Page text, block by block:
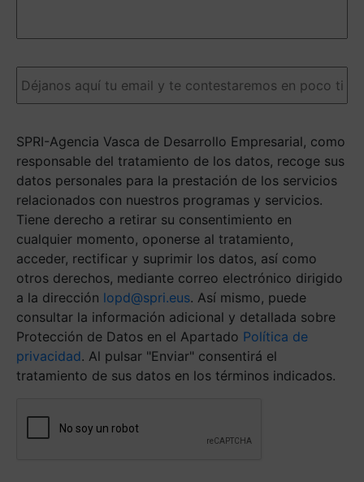
darte
una
ágil.
(Obligatorio)
Email (Obligatorio)
SPRI-Agencia Vasca de Desarrollo Empresarial, como
responsable del tratamiento de los datos, recoge sus
datos personales para la prestación de los servicios
relacionados con nuestros programas y servicios.
Tiene derecho a retirar su consentimiento en
cualquier momento, oponerse al tratamiento,
acceder, rectificar y suprimir los datos, así como
otros derechos, mediante correo electrónico dirigido
a la dirección lopd@spri.eus. Así mismo, puede
consultar la información adicional y detallada sobre
Protección de Datos en el Apartado Política de
privacidad. Al pulsar "Enviar" consentirá el
tratamiento de sus datos en los términos indicados.